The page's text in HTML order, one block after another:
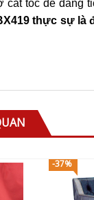
cắt tóc dễ dàng
thực sự là
-37%